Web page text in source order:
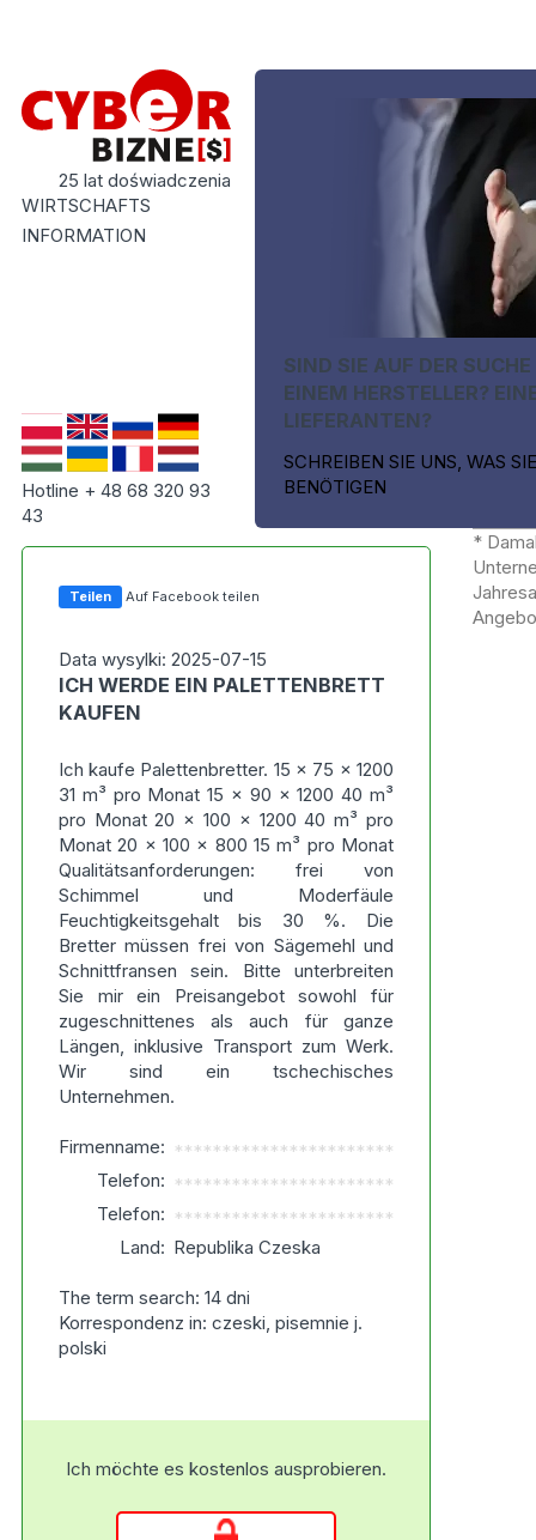
25 lat doświadczenia
WIRTSCHAFTS
INFORMATION
Hotline + 48 68 320 93
43
SIND SIE AUF DER
EINEM HERSTELLER?
LIEFERANTEN?
SCHREIBEN SIE UNS, WAS SIE
BENÖTIGEN
Teilen Auf Facebook teilen
Data wysylki: 2025-07-15
ICH WERDE EIN PALETTENBRETT
KAUFEN
Ich kaufe Palettenbretter. 15 x 75 x 1200
31 m³ pro Monat 15 x 90 x 1200 40 m³
pro Monat 20 x 100 x 1200 40 m³ pro
Monat 20 x 100 x 800 15 m³ pro Monat
Qualitätsanforderungen: frei von
Schimmel und Moderfäule
Feuchtigkeitsgehalt bis 30 %. Die
Bretter müssen frei von Sägemehl und
Schnittfransen sein. Bitte unterbreiten
Sie mir ein Preisangebot sowohl für
zugeschnittenes als auch für ganze
Längen, inklusive Transport zum Werk.
Wir sind ein tschechisches
Unternehmen.
Firmenname: ***********************
Telefon: ***********************
Telefon: ***********************
Land: Republika Czeska
The term search: 14 dni
Korrespondenz in: czeski, pisemnie j.
polski
Ich möchte es kostenlos ausprobieren.
*